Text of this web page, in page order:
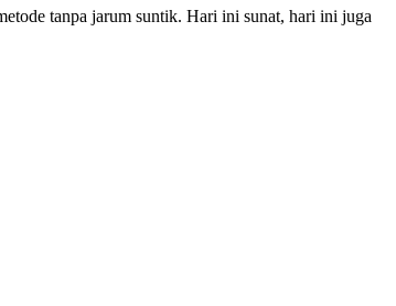
tanpa jarum suntik. Hari ini sunat, hari ini juga